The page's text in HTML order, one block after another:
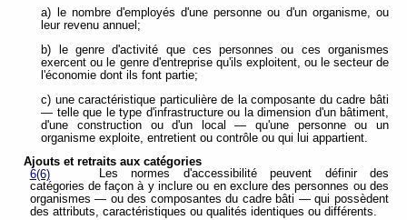
a) le nombre d'employés d'une personne ou d'un organisme, ou
leur revenu annuel;
b) le genre d'activité que ces personnes ou ces organismes
exercent ou le genre d'entreprise qu'ils exploitent, ou le secteur de
l'économie dont ils font partie;
c) une caractéristique particulière de la composante du cadre bâti
— telle que le type d'infrastructure ou la dimension d'un bâtiment,
d'une construction ou d'un local — qu'une personne ou un
organisme exploite, entretient ou contrôle ou qui lui appartient.
Ajouts et retraits aux catégories
6(6)
Les normes d'accessibilité peuvent définir des
catégories de façon à y inclure ou en exclure des personnes ou des
organismes — ou des composantes du cadre bâti — qui possèdent
des attributs, caractéristiques ou qualités identiques ou différents.